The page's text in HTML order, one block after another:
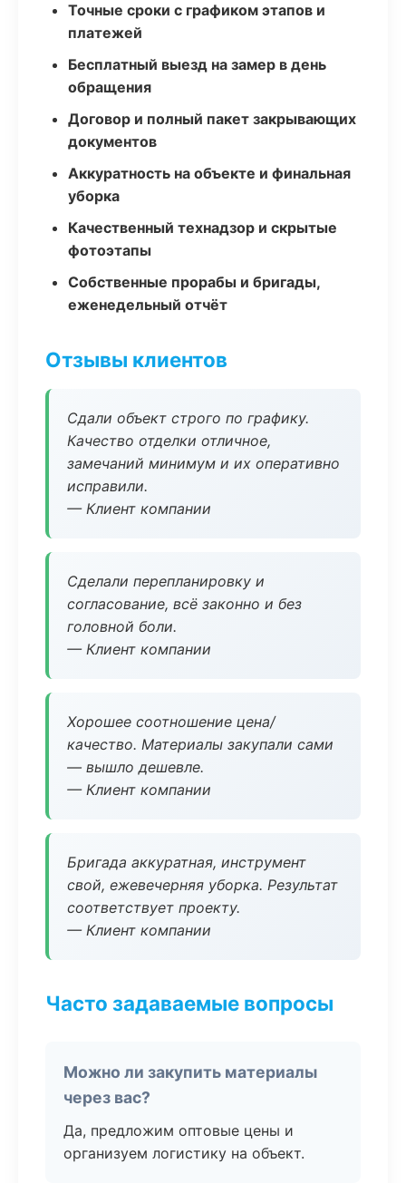
Точные сроки с графиком этапов и
платежей
Бесплатный выезд на замер в день
обращения
Договор и полный пакет закрывающих
документов
Аккуратность на объекте и финальная
уборка
Качественный технадзор и скрытые
фотоэтапы
Собственные прорабы и бригады,
еженедельный отчёт
Отзывы клиентов
Сдали объект строго по графику.
Качество отделки отличное,
замечаний минимум и их оперативно
исправили.
— Клиент компании
Сделали перепланировку и
согласование, всё законно и без
головной боли.
— Клиент компании
Хорошее соотношение цена/
качество. Материалы закупали сами
— вышло дешевле.
— Клиент компании
Бригада аккуратная, инструмент
свой, ежевечерняя уборка. Результат
соответствует проекту.
— Клиент компании
Часто задаваемые вопросы
Можно ли закупить материалы
через вас?
Да, предложим оптовые цены и
организуем логистику на объект.